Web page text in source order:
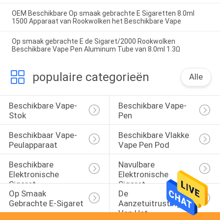
OEM Beschikbare Op smaak gebrachte E Sigaretten 8.0ml
1500 Apparaat van Rookwolken het Beschikbare Vape
Op smaak gebrachte E de Sigaret/2000 Rookwolken
Beschikbare Vape Pen Aluminum Tube van 8.0ml 1.3Ω
populaire categorieën Alle
Beschikbare Vape-
Stok
Beschikbare Vape-
Pen
Beschikbaar Vape-
Peulapparaat
Beschikbare Vlakke
Vape Pen Pod
Beschikbare
Elektronische
Sigaret
Navulbare
Elektronische
Sigaret
Op Smaak
Gebrachte E-Sigaret
De
Aanzetuitrustingen
Van Het